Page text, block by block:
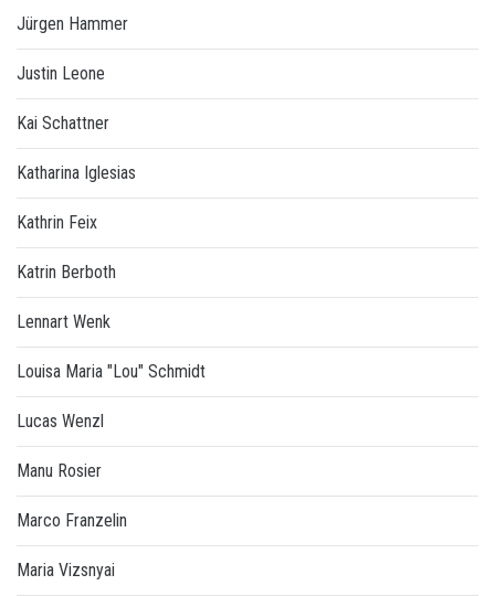
Jürgen Hammer
Justin Leone
Kai Schattner
Katharina Iglesias
Kathrin Feix
Katrin Berboth
Lennart Wenk
Louisa Maria "Lou" Schmidt
Lucas Wenzl
Manu Rosier
Marco Franzelin
Maria Vizsnyai